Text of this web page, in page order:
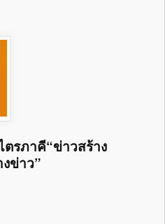
รภาคี“ข่าวสร้าง
ข่าว”